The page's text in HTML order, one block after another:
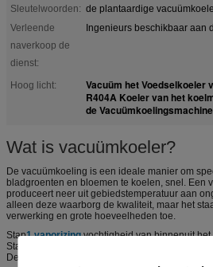
Sleutelwoorden: de plantaardige
Verleende
naverkoop de
dienst:
Ingenieurs beschikbaar aan
Hoog licht: Vacuüm het Voedselkoeler
R404A Koeler van het
de
Wat is vacuümkoeler?
De vacuümkoeling is een ideale manier om
bladgroenten en bloemen te koelen, snel. Een
produceert neer uit gebiedstemperatuur aan
alleen deze waarborg de kwaliteit, maar het
verwerking en grote hoeveelheden toe.
Stap1.vaporizing vochtigheid van binnenuit het
Stap
De stap